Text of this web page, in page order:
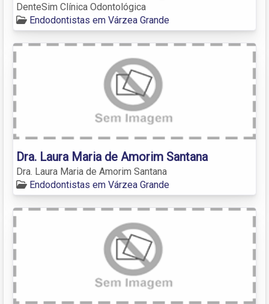
DenteSim Clínica Odontológica
Endodontistas em Várzea Grande
Dra. Laura Maria de Amorim Santana
Dra. Laura Maria de Amorim Santana
Endodontistas em Várzea Grande